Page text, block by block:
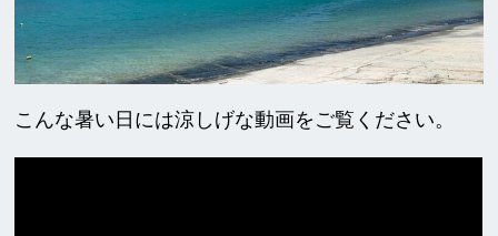
こんな暑い日には涼しげな動画をご覧ください。